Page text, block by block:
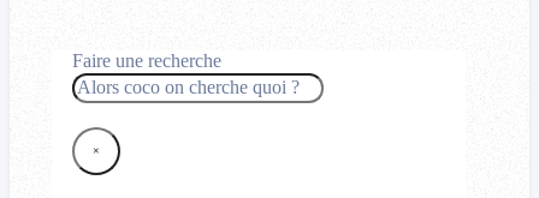
Faire une recherche
Rechercher
×